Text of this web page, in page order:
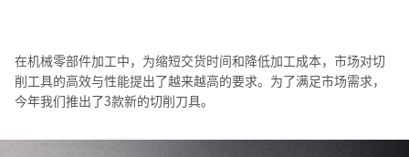
在机械零部件加工中，为缩短交货时间和降低加工成本，市场对切
削工具的高效与性能提出了越来越高的要求。为了满足市场需求，
今年我们推出了3款新的切削刀具。